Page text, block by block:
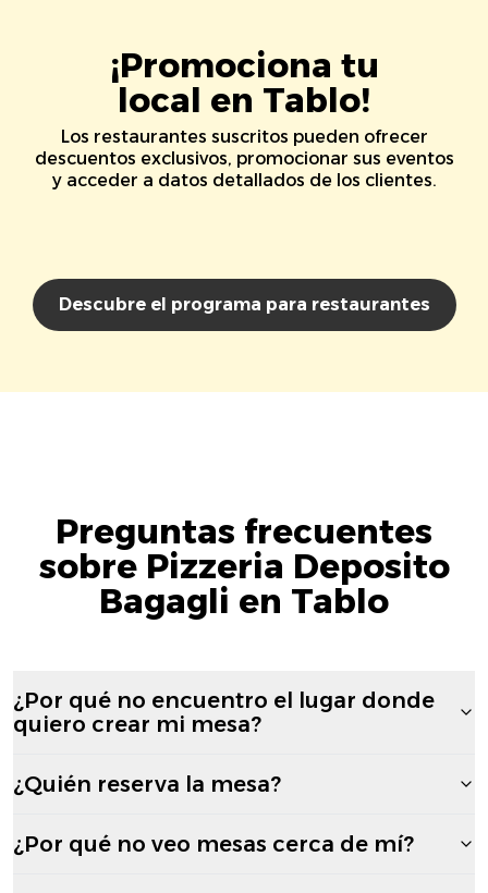
¡Promociona tu
local en Tablo!
Los restaurantes suscritos pueden ofrecer
descuentos exclusivos, promocionar sus eventos
y acceder a datos detallados de los clientes.
Descubre el programa para restaurantes
Preguntas frecuentes
sobre Pizzeria Deposito
Bagagli en Tablo
¿Por qué no encuentro el lugar donde
quiero crear mi mesa?
¿Quién reserva la mesa?
¿Por qué no veo mesas cerca de mí?